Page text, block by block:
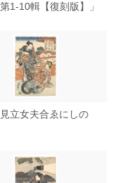
1-10輯【復刻版】」
立女夫合ゑにしの